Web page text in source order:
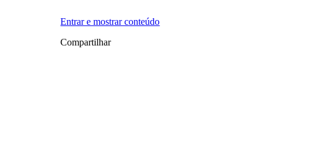
Entrar e mostrar conteúdo
Compartilhar